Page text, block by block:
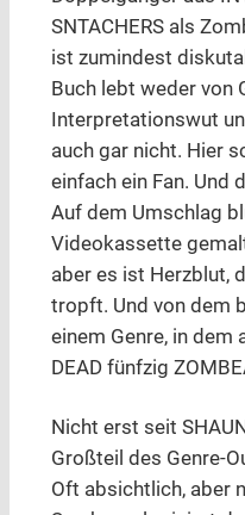
SNTACHERS als
ist zumindest
Buch lebt weder von
Interpretationswut
auch gar nicht. Hier
einfach ein Fan. Und
Auf dem Umschlag
Videokassette
aber es ist Herzblut,
tropft. Und von dem
einem Genre, in dem
DEAD fünfzig
Nicht erst seit
Großteil des Genre-
Oft absichtlich, aber